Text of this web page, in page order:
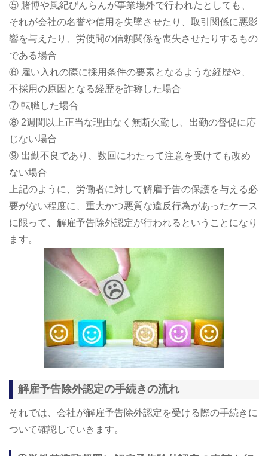
⑤ 賭博や風紀びんらんが事業場外で行われたとしても、
それが会社の名誉や信用を失墜させたり、取引関係に悪影
響を与えたり、労使間の信頼関係を喪失させたりするもの
である場合
⑥ 雇い入れの際に採用条件の要素となるような経歴や、
不採用の原因となる経歴を詐称した場合
⑦ 転職した場合
⑧ 2週間以上正当な理由なく無断欠勤し、出勤の督促に応
じない場合
⑨ 出勤不良であり、数回にわたって注意を受けても改め
ない場合
上記のように、労働者に対して解雇予告の保護を与える必
要がない程度に、重大かつ悪質な違反行為があったケース
に限って、解雇予告除外認定が行われるということになり
ます。
解雇予告除外認定の手続きの流れ
それでは、会社が解雇予告除外認定を受ける際の手続きに
ついて確認していきます。